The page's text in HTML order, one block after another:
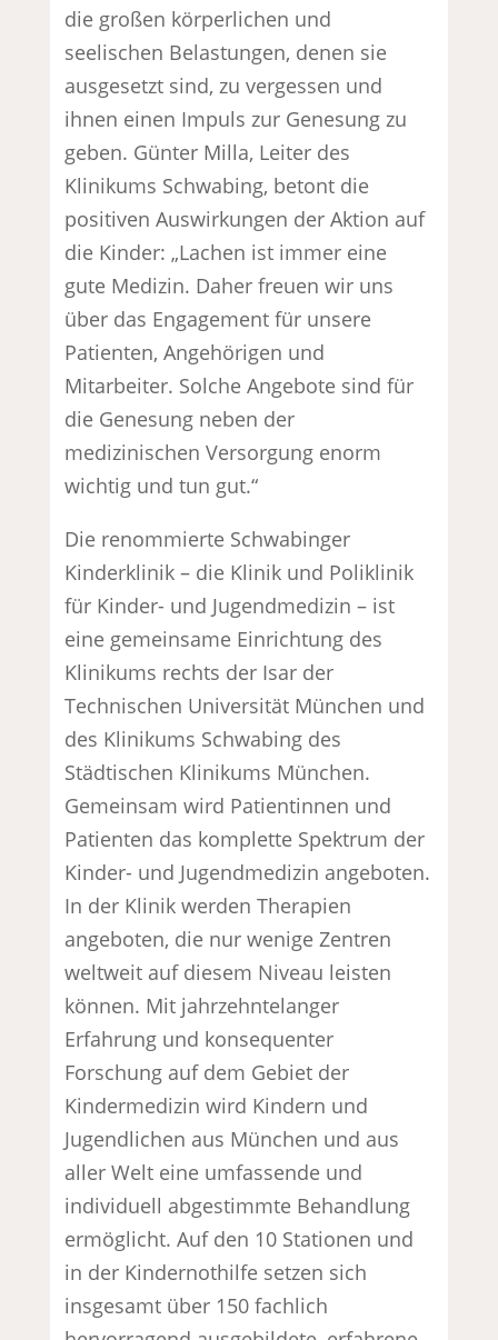
die großen körperlichen und
seelischen Belastungen, denen sie
ausgesetzt sind, zu vergessen und
ihnen einen Impuls zur Genesung zu
geben. Günter Milla, Leiter des
Klinikums Schwabing, betont die
positiven Auswirkungen der Aktion auf
die Kinder: „Lachen ist immer eine
gute Medizin. Daher freuen wir uns
über das Engagement für unsere
Patienten, Angehörigen und
Mitarbeiter. Solche Angebote sind für
die Genesung neben der
medizinischen Versorgung enorm
wichtig und tun gut.“
Die renommierte Schwabinger
Kinderklinik – die Klinik und Poliklinik
für Kinder- und Jugendmedizin – ist
eine gemeinsame Einrichtung des
Klinikums rechts der Isar der
Technischen Universität München und
des Klinikums Schwabing des
Städtischen Klinikums München.
Gemeinsam wird Patientinnen und
Patienten das komplette Spektrum der
Kinder- und Jugendmedizin angeboten.
In der Klinik werden Therapien
angeboten, die nur wenige Zentren
weltweit auf diesem Niveau leisten
können. Mit jahrzehntelanger
Erfahrung und konsequenter
Forschung auf dem Gebiet der
Kindermedizin wird Kindern und
Jugendlichen aus München und aus
aller Welt eine umfassende und
individuell abgestimmte Behandlung
ermöglicht. Auf den 10 Stationen und
in der Kindernothilfe setzen sich
insgesamt über 150 fachlich